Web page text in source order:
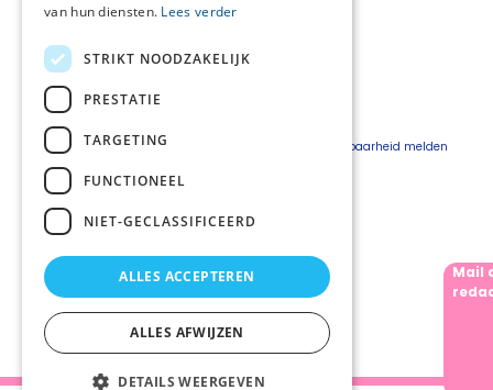
Over Palliaweb
Over PZNL
Pers
Vacatures
Webshop
Privacyverklaring
Beveiligingskwetsbaarheid melden
Mail
van hun diensten. Lees verder
STRIKT NOODZAKELIJK
PRESTATIE
TARGETING
FUNCTIONEEL
NIET-GECLASSIFICEERD
ALLES ACCEPTEREN
ALLES AFWIJZEN
DETAILS WEERGEVEN